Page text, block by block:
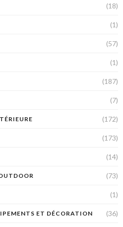
(18)
(1)
(57)
(1)
(187)
(7)
(172)
(173)
(14)
(73)
(1)
ET DÉCORATION (36)